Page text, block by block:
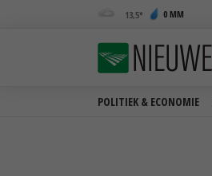
13,5 0 MM
POLITIEK & ECONOMIE